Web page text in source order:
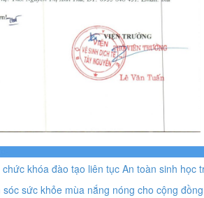
khóa đào tạo liên tục An toàn sinh
sức khỏe mùa nắng nóng cho cộng